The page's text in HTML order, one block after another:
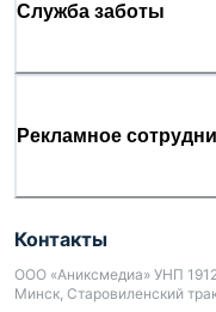
Служба заботы
Рекламное
Контакты
ООО «Аниксмедиа» УНП
Минск, Старовиленский